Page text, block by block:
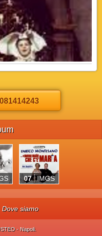
07 IMGS
Dove siamo
- Napoli.